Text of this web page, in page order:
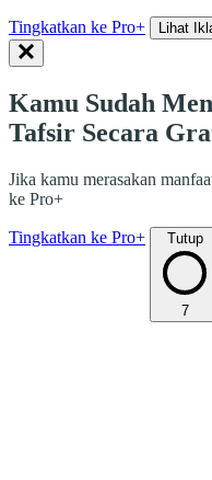
Tingkatkan ke Pro+ Lihat
Kamu Sudah
Tafsir Secara
Jika kamu merasakan
ke Pro+
Tingkatkan ke Pro+ Tutup
7